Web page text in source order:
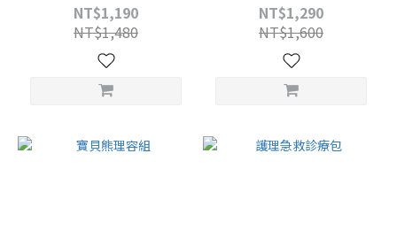
NT$1,190
NT$1,480
NT$1,290
NT$1,600